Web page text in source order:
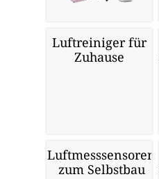
Luftreiniger für
Zuhause
Luftmesssensoren
zum Selbstbau